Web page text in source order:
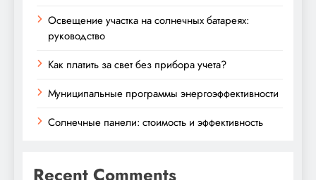
Освещение участка на солнечных батареях:
руководство
Как платить за свет без прибора учета?
Муниципальные программы энергоэффективности
Солнечные панели: стоимость и эффективность
Recent Comments